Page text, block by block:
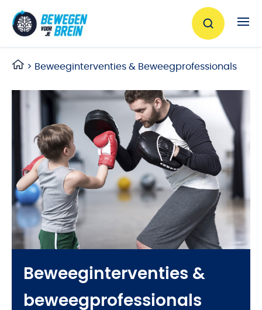
> Beweeginterventies & Beweegprofessionals
Beweeginterventies &
beweegprofessionals